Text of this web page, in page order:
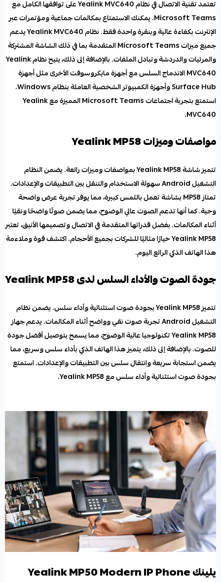
تعتمد تقنية الاتصال في نظام Yealink MVC640 على توافقها الكامل مع
Microsoft Teams. يمكنك الاستمتاع ب
مكالمات جماعيةومؤتمرات عبر
الإنترنت بكفاءة عالية وبنقرة واحدة فقط. نظام Yealink MVC640 يدعم
جميع ميزات Microsoft Teams المتقدمة بما في ذلك الشاشة المشتركة
والمرئيات والدردشة وتبادل الملفات. بالإضافة إلى ذلك، يتيح نظام Yealink
MVC640 الاندماج السلس مع أجهزة مايكروسوفت الأخرى مثل أجهزة
Surface Hub وأجهزة الكمبيوتر الشخصية العاملة بنظام Windows.
استمتع بتجربة اجتماعات Microsoft Teams المميزة مع Yealink
MVC640.
مواصفات وميزات Yealink MP58
تتميز شاشة Yealink MP58 بمواصفات وميزات رائعة. يضمن النظام
التشغيل Android سهولة الاستخدام والتنقل بين التطبيقات والإعدادات.
تمتاز MP58 بشاشة تعمل باللمس كبيرة، مما يوفر تجربة عرض واضحة
وحية. كما أنها تدعم الصوت عالي الوضوح، مما يضمن صوتًا واضحًا ونقيًا
أثناء المكالمات. بفضل قدراتها المتقدمة في الاتصال وتصميمها الأنيق، تعتبر
Yealink MP58 خيارًا مثاليًا للشركات بجميع الأحجام. اكتشف قوة وملاءمة
هذا الهاتف الذكي الرائع اليوم.
جودة الصوت والأداء السلس لدى Yealink MP58
تتميز Yealink MP58 بجودة صوت استثنائية وأداء سلس. يضمن نظام
التشغيل Android تجربة صوت نقي وواضح أثناء المكالمات. يدعم جهاز
Yealink MP58 تكنولوجيا عالية الوضوح، مما يسمح بتوصيل أفضل جودة
للصوت. بالإضافة إلى ذلك، يتميز هذا الهاتف الذكي بأداء سلس وسريع، مما
يضمن استجابة سريعة وانتقال سلس بين التطبيقات والإعدادات. استمتع
بجودة صوت استثنائية وأداء سلس مع Yealink MP58.
يلينك Yealink MP50 Modern IP Phone